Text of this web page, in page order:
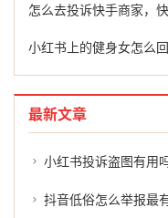
最新文章
小红书投诉盗图有用吗，告别盗
抖音低俗怎么举报最有效，还网络一